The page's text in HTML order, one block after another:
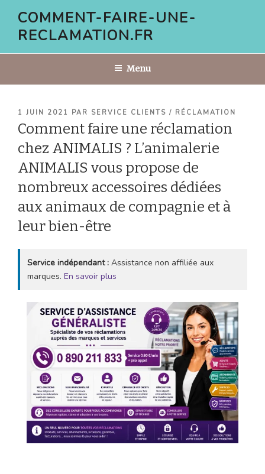
contenu
COMMENT-FAIRE-UNE-
RECLAMATION.FR
Menu
PUBLIÉ
LE
1 JUIN 2021 PAR SERVICE CLIENTS / RÉCLAMATION
Comment faire une réclamation
chez ANIMALIS ? L’animalerie
ANIMALIS vous propose de
nombreux accessoires dédiées
aux animaux de compagnie et à
leur bien-être
Service indépendant : Assistance non affiliée aux
marques. En savoir plus